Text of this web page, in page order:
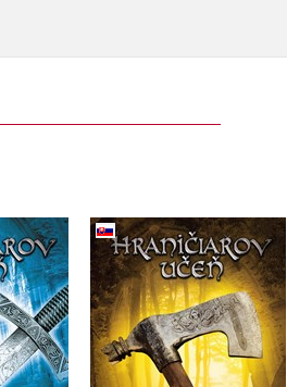
-
-
Hraničiarov učeň -
Kniha štvrtá - Boj o
Skandiju
John Flanagan